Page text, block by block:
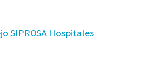
SIPROSA Hospitales